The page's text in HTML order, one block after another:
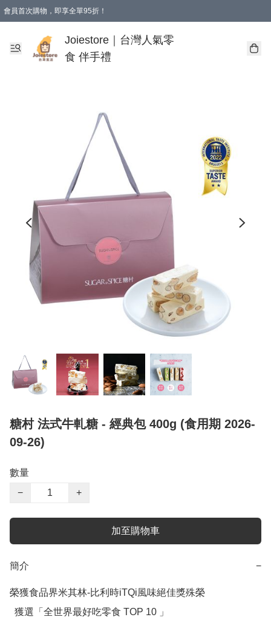
會員首次購物，即享全單95折！
購物滿 HKD 350.00即享免運費優惠！（適用於 本地送貨、本地取貨 )
Joiestore｜台灣人氣零
食 伴手禮
糖村 法式牛軋糖 - 經典包 400g (食用期 2026-
09-26)
數量
−
+
加至購物車
簡介 −
榮獲食品界米其林-比利時iTQi風味絕佳獎殊榮